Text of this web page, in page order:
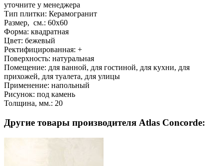
уточните у менеджера
Тип плитки: Керамогранит
Размер, см.: 60x60
Форма: квадратная
Цвет: бежевый
Ректифицированная: +
Поверхность: натуральная
Помещение: для ванной, для гостиной, для кухни, для
прихожей, для туалета, для улицы
Применение: напольный
Рисунок: под камень
Толщина, мм.: 20
Другие товары производителя Atlas Concorde: